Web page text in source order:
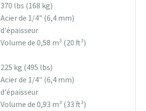
370 lbs (168 kg)
Acier de 1/4" (6,4 mm)
d'épaisseur
Volume de 0,58 m³ (20 ft³)
225 kg (495 lbs)
Acier de 1/4" (6,4 mm)
d'épaisseur
Volume de 0,93 m³ (33 ft³)